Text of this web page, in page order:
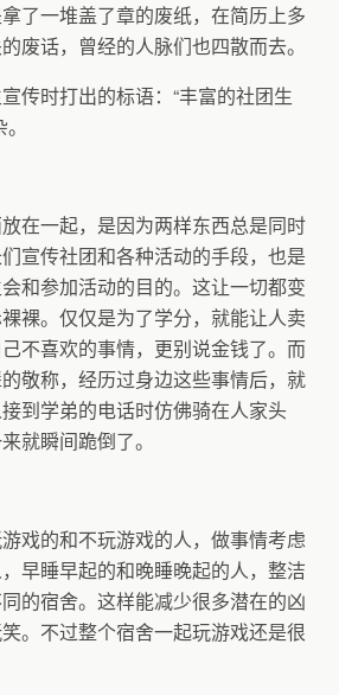
了一堆盖了章的废纸，在简历上多
废话，曾经的人脉们也四散而去。
传时打出的标语：“丰富的社团生
在一起，是因为两样东西总是同时
宣传社团和各种活动的手段，也是
和参加活动的目的。这让一切都变
裸。仅仅是为了学分，就能让人卖
不喜欢的事情，更别说金钱了。而
敬称，经历过身边这些事情后，就
到学弟的电话时仿佛骑在人家头
就瞬间跪倒了。
戏的和不玩游戏的人，做事情考虑
早睡早起的和晚睡晚起的人，整洁
的宿舍。这样能减少很多潜在的凶
。不过整个宿舍一起玩游戏还是很